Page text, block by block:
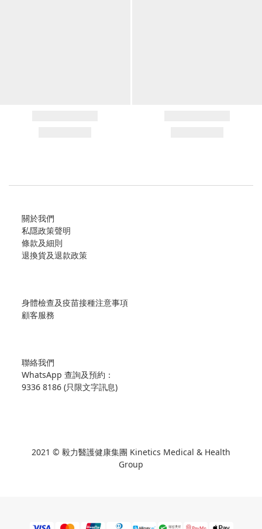
關於我們
私隱政策聲明
條款及細則
退換貨及退款政策
身體檢查及疫苗接種注意事項
顧客服務
聯絡我們
WhatsApp 查詢及預約：
9336 8186 (只限文字訊息)
2021 © 毅力醫護健康集團 Kinetics Medical & Health
Group